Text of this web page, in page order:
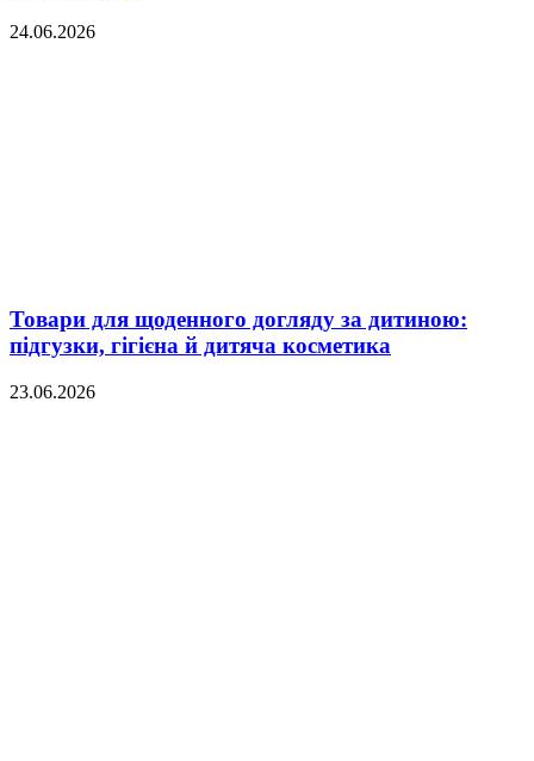
24.06.2026
Товари для щоденного догляду за дитиною:
підгузки, гігієна й дитяча косметика
23.06.2026